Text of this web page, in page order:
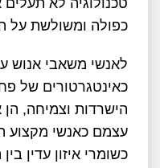
טכנולוגיה לא תעלים
כפולה ומשולשת על
לאנשי משאבי אנוש
כאינטגרטורים של
הישרדות וצמיחה, הן
עצמם כאנשי מקצוע
כשומרי איזון עדין